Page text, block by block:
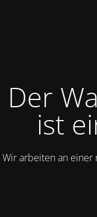
Der
ist
Wir arbeiten an einer